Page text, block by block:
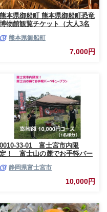
熊本県御船町 熊本県御船町恐竜
博物館観覧チケット（大人3名
日祝除く)》 熊本県御船町恐竜
熊本県御船町
7,000円
0010-33-01 富士宮市内限
定！ 富士山の麓でお手軽バー
（BBQ1人前）
静岡県富士宮市
10,000円